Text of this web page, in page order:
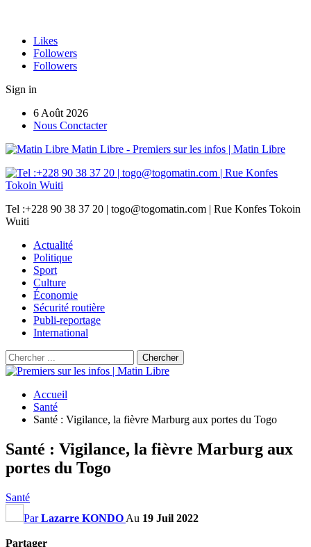
Likes
Followers
Followers
Sign in
6 Août 2026
Nous Conctacter
Matin Libre - Premiers sur les infos | Matin Libre
Tel :+228 90 38 37 20 | togo@togomatin.com | Rue Konfes Tokoin
Wuiti
Actualité
Politique
Sport
Culture
Économie
Sécurité routière
Publi-reportage
International
Accueil
Santé
Santé : Vigilance, la fièvre Marburg aux portes du Togo
Santé : Vigilance, la fièvre Marburg aux
portes du Togo
Santé
ParLazarre KONDO Au 19 Juil 2022
Partager